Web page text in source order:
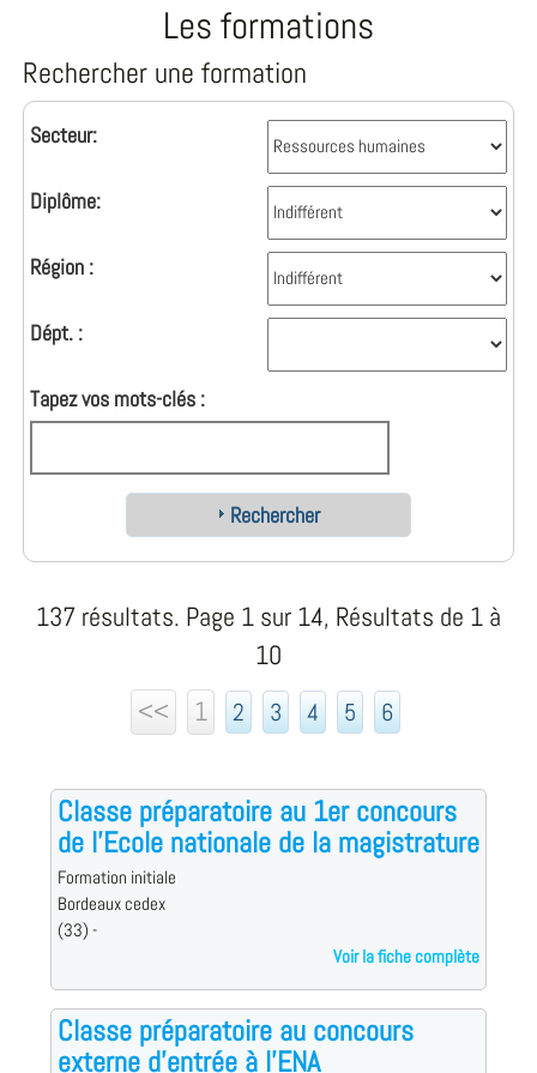
Les formations
Rechercher une formation
Secteur:
Diplôme:
Région :
Dépt. :
Tapez vos mots-clés :
Rechercher
137 résultats. Page 1 sur 14, Résultats de 1 à
10
<<
1 2 3 4 5 6
Classe préparatoire au 1er concours
de l'Ecole nationale de la magistrature
Formation initiale
Bordeaux cedex
(33) -
Voir la fiche complète
Classe préparatoire au concours
externe d'entrée à l'ENA